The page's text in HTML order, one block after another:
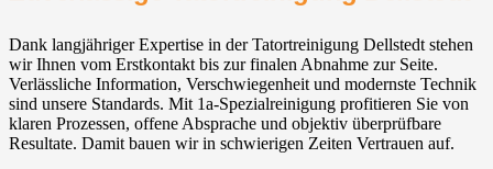
Dank langjähriger Expertise in der Tatortreinigung Dellstedt stehen
wir Ihnen vom Erstkontakt bis zur finalen Abnahme zur Seite.
Verlässliche Information, Verschwiegenheit und modernste Technik
sind unsere Standards. Mit 1a-Spezialreinigung profitieren Sie von
klaren Prozessen, offene Absprache und objektiv überprüfbare
Resultate. Damit bauen wir in schwierigen Zeiten Vertrauen auf.